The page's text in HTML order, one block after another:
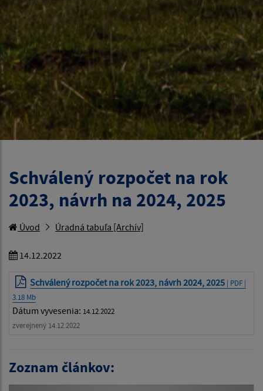
Schválený rozpočet na rok
2023, návrh na 2024, 2025
Úvod Úradná tabuľa [Archív]
14.12.2022
Schválený rozpočet na rok 2023, návrh 2024, 2025 | PDF |
3.18 Mb
Dátum vyvesenia: 14.12.2022
zverejnený 14.12.2022
Zoznam článkov: